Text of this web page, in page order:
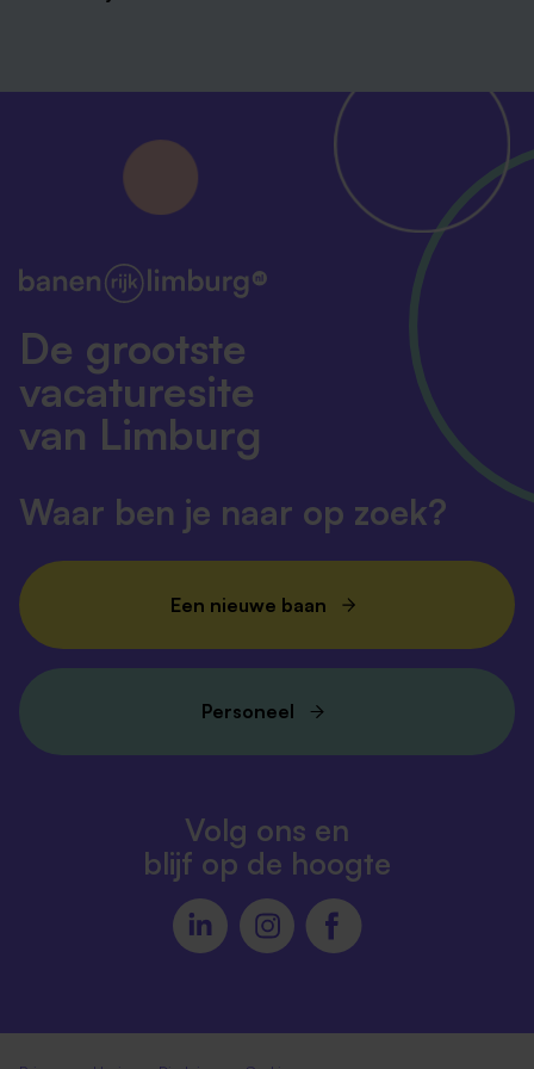
De grootste
vacaturesite
van Limburg
Waar ben je naar op zoek?
Een nieuwe baan
Personeel
Volg ons en
blijf op de hoogte